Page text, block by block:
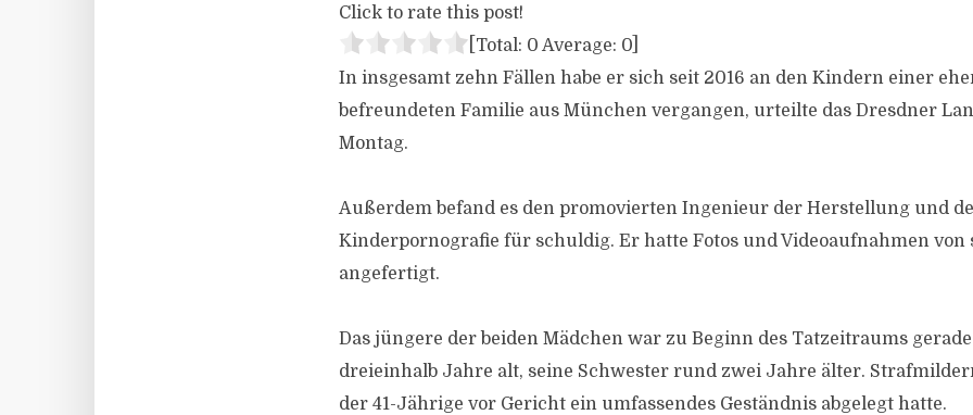
Click to rate this post!
[Total: 0 Average: 0
In insgesamt zehn Fällen habe er sich seit 2016 an den Kindern einer
befreundeten Familie aus München vergangen, urteilte das Dresdner
Montag.
Außerdem befand es den promovierten Ingenieur der Herstellung und
Kinderpornografie für schuldig. Er hatte Fotos und Videoaufnahmen von
angefertigt.
Das jüngere der beiden Mädchen war zu Beginn des Tatzeitraums
dreieinhalb Jahre alt, seine Schwester rund zwei Jahre älter.
der 41-Jährige vor Gericht ein umfassendes Geständnis abgelegt hatte.